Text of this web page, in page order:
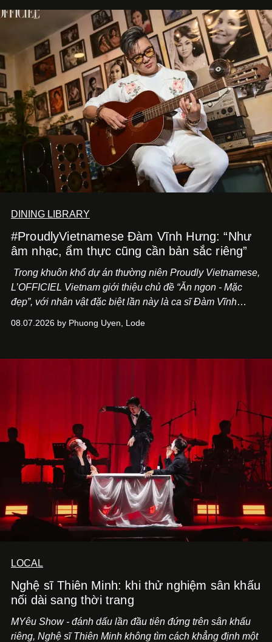
DINING LIBRARY
#ProudlyVietnamese Đàm Vĩnh Hưng: “Như
âm nhạc, ẩm thực cũng cần bản sắc riêng”
Trong khuôn khổ dự án thường niên Proudly Vietnamese,
L’OFFICIEL Vietnam giới thiệu chủ đề “Ăn ngon - Mặc
đẹp”, với nhân vật đặc biệt lần này là ca sĩ Đàm Vĩnh
Cà Phê Cà Pháo mang dấu ấn Indochine hoài niệm, thu
08.07.2026 by Phuong Uyen, Lode
LOCAL
Nghệ sĩ Thiên Minh: khi thử nghiệm sân khấu
nối dài sang thời trang
MYêu Show - đánh dấu lần đầu tiên đứng trên sân khấu
riêng, Nghệ sĩ Thiên Minh không tìm cách khẳng định một